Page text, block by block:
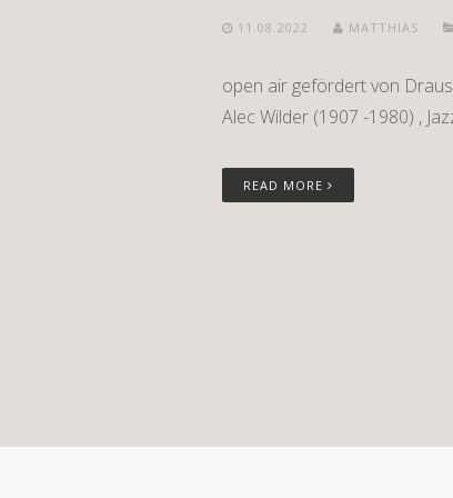
11.08.2022 MATTHIAS
open air gefördert von
Alec Wilder (1907 -1980) ,
READ MORE